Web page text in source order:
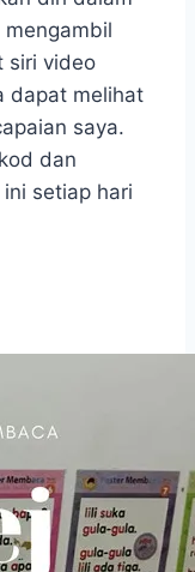
siri video
dapat melihat
saya.
dan
setiap hari